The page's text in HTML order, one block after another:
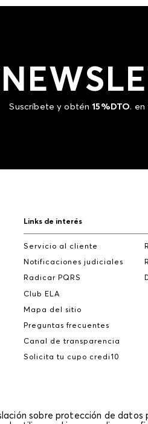
Suscríbete y obtén15%DTO. en
Links de interés
Servicio al cliente
Notificaciones judiciales
Radicar PQRS
Club ELA
Mapa del sitio
Preguntas frecuentes
Canal de transparencia
Solicita tu cupo credi10
sobre protección de datos